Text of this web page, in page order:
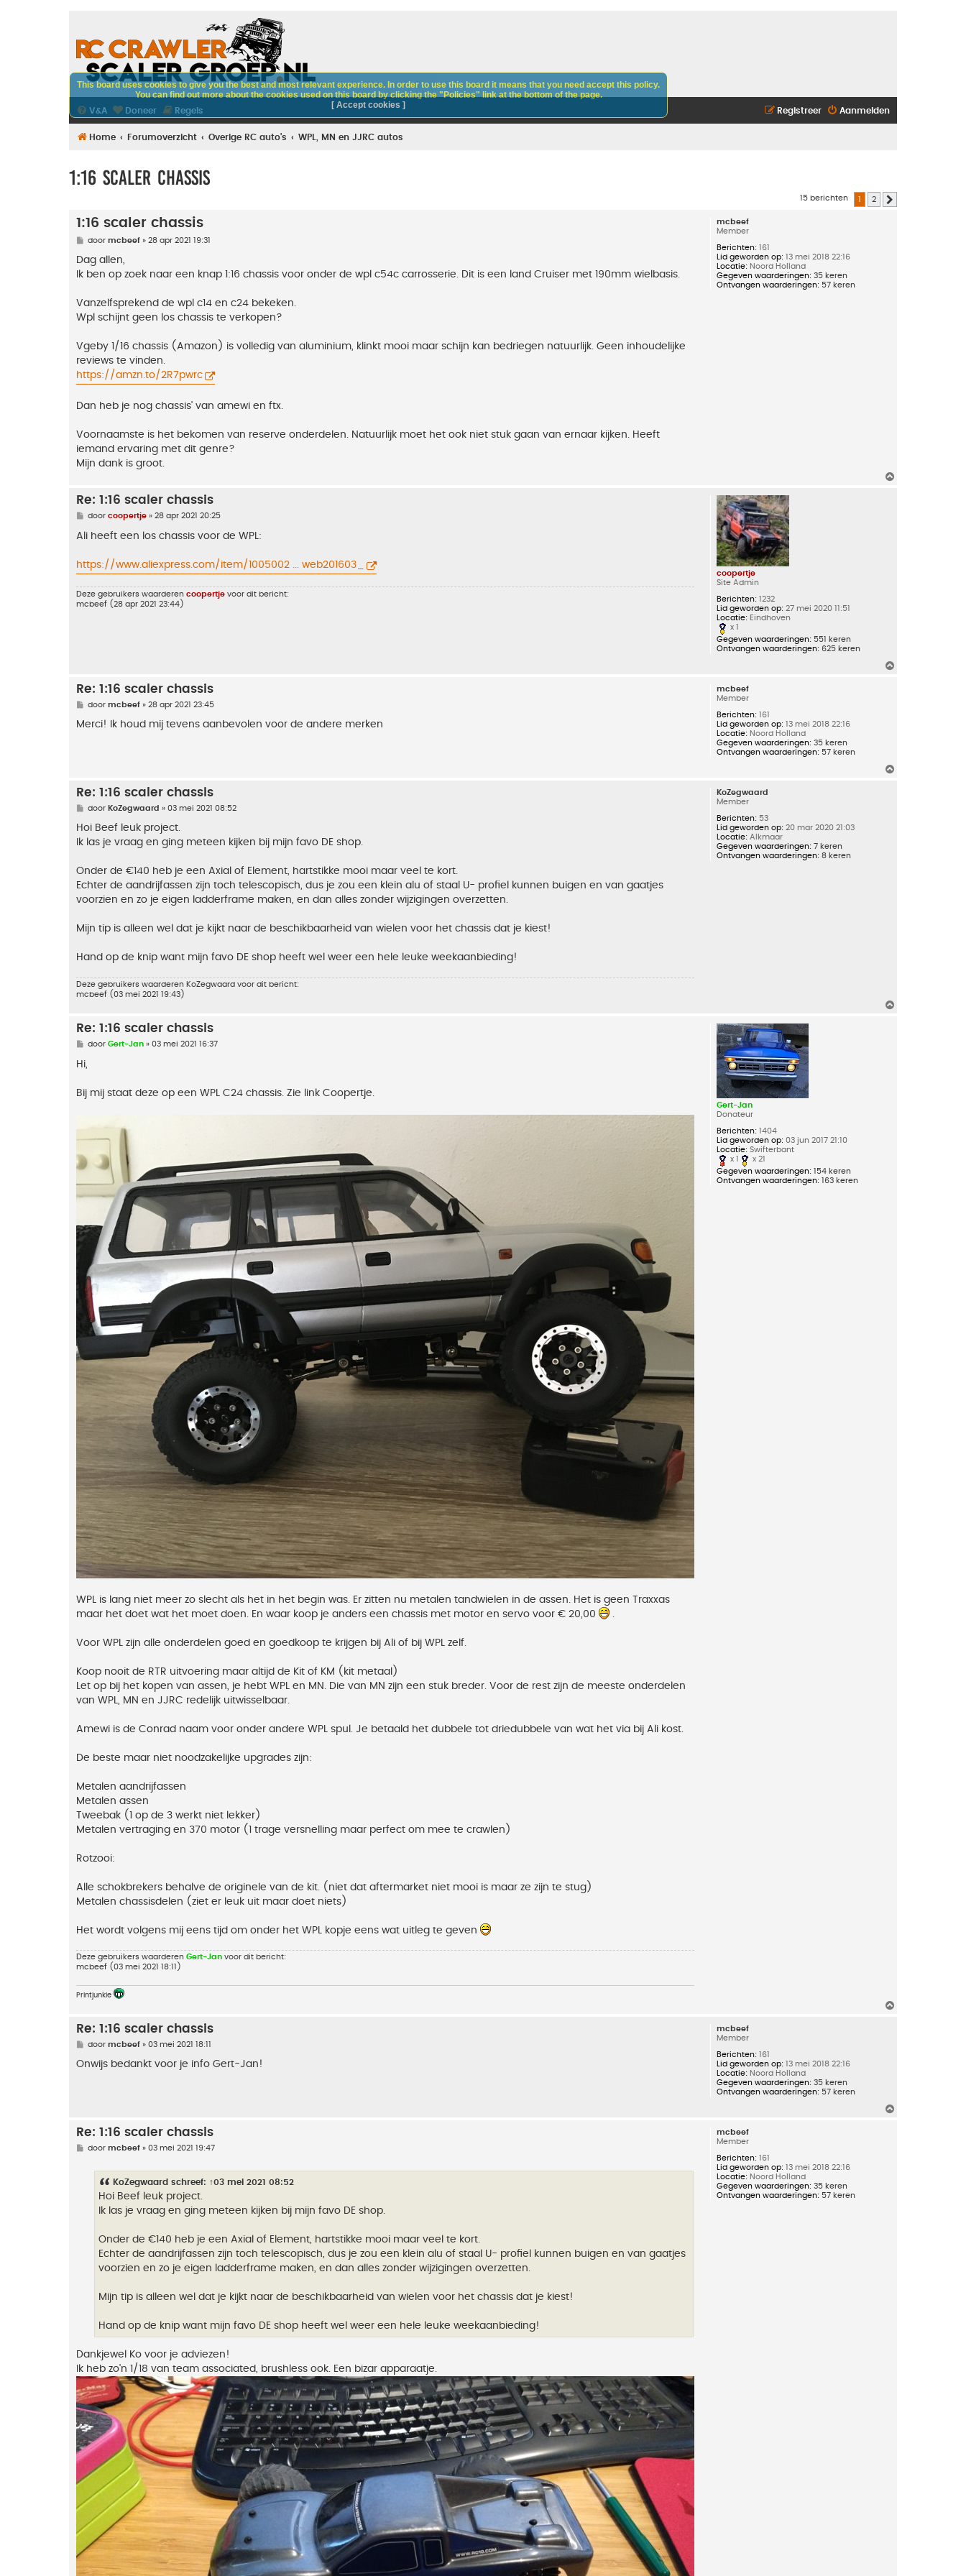
V&A Doneer Regels Aanmelden
Registreer
Home Forumoverzicht Overige RC auto's WPL, MN en JJRC autos
1:16 scaler chassis
15 berichten 1 2
mcbeef
Member
Berichten: 161
Lid geworden op: 13 mei 2018 22:16
Locatie: Noord Holland
Gegeven waarderingen: 35 keren
Ontvangen waarderingen: 57 keren
1:16 scaler chassis
B
r
c
door mcbeef» 28 apr 2021 19:31
Dag allen,
Ik ben op zoek naar een knap 1:16 chassis voor onder de wpl c54c carrosserie. Dit is een land Cruiser met 190mm wielbasis.
Vanzelfsprekend de wpl c14 en c24 bekeken.
Wpl schijnt geen los chassis te verkopen?
Vgeby 1/16 chassis (Amazon) is volledig van aluminium, klinkt mooi maar schijn kan bedriegen natuurlijk. Geen inhoudelijke
reviews te vinden.
https://amzn.to/2R7pwrc
Dan heb je nog chassis' van amewi en ftx.
Voornaamste is het bekomen van reserve onderdelen. Natuurlijk moet het ook niet stuk gaan van ernaar kijken. Heeft
iemand ervaring met dit genre?
Mijn dank is groot.
coopertje
Site Admin
Berichten: 1232
Lid geworden op: 27 mei 2020 11:51
Locatie: Eindhoven
x 1
Gegeven waarderingen: 551 keren
Ontvangen waarderingen: 625 keren
Re: 1:16 scaler chassis
B
r
h
door coopertje» 28 apr 2021 20:25
Ali heeft een los chassis voor de WPL:
https://www.aliexpress.com/item/1005002 ... web201603_
Deze gebruikers waarderen coopertje voor dit bericht:
mcbeef (28 apr 2021 23:44)
mcbeef
Member
Berichten: 161
Lid geworden op: 13 mei 2018 22:16
Locatie: Noord Holland
Gegeven waarderingen: 35 keren
Ontvangen waarderingen: 57 keren
Re: 1:16 scaler chassis
B
r
door mcbeef» 28 apr 2021 23:45
Merci! Ik houd mij tevens aanbevolen voor de andere merken
KoZegwaard
Member
Berichten: 53
Lid geworden op: 20 mar 2020 21:03
Locatie: Alkmaar
Gegeven waarderingen: 7 keren
Ontvangen waarderingen: 8 keren
Re: 1:16 scaler chassis
B
r
c
door KoZegwaard » 03 mei 2021 08:52
Hoi Beef leuk project.
Ik las je vraag en ging meteen kijken bij mijn favo DE shop.
Onder de €140 heb je een Axial of Element, hartstikke mooi maar veel te kort.
Echter de aandrijfassen zijn toch telescopisch, dus je zou een klein alu of staal U- profiel kunnen buigen en van gaatjes
voorzien en zo je eigen ladderframe maken, en dan alles zonder wijzigingen overzetten.
Mijn tip is alleen wel dat je kijkt naar de beschikbaarheid van wielen voor het chassis dat je kiest!
Hand op de knip want mijn favo DE shop heeft wel weer een hele leuke weekaanbieding!
Deze gebruikers waarderen KoZegwaard voor dit bericht:
mcbeef (03 mei 2021 19:43)
Gert-Jan
Donateur
Berichten: 1404
Lid geworden op: 03 jun 2017 21:10
Locatie: Swifterbant
x 1
x 21
Gegeven waarderingen: 154 keren
Ontvangen waarderingen: 163 keren
Re: 1:16 scaler chassis
B
r
i
h
t
door Gert-Jan» 03 mei 2021 16:37
Hi,
Bij mij staat deze op een WPL C24 chassis. Zie link Coopertje.
WPL is lang niet meer zo slecht als het in het begin was. Er zitten nu metalen tandwielen in de assen. Het is geen Traxxas
maar het doet wat het moet doen. En waar koop je anders een chassis met motor en servo voor € 20,00
Voor WPL zijn alle onderdelen goed en goedkoop te krijgen bij Ali of bij WPL zelf.
Koop nooit de RTR uitvoering maar altijd de Kit of KM (kit metaal)
Let op bij het kopen van assen, je hebt WPL en MN. Die van MN zijn een stuk breder. Voor de rest zijn de meeste onderdelen
van WPL, MN en JJRC redelijk uitwisselbaar.
Amewi is de Conrad naam voor onder andere WPL spul. Je betaald het dubbele tot driedubbele van wat het via bij Ali kost.
De beste maar niet noodzakelijke upgrades zijn:
Metalen aandrijfassen
Metalen assen
Tweebak (1 op de 3 werkt niet lekker)
Metalen vertraging en 370 motor (1 trage versnelling maar perfect om mee te crawlen)
Rotzooi:
Alle schokbrekers behalve de originele van de kit. (niet dat aftermarket niet mooi is maar ze zijn te stug)
Metalen chassisdelen (ziet er leuk uit maar doet niets)
Het wordt volgens mij eens tijd om onder het WPL kopje eens wat uitleg te geven
Deze gebruikers waarderen Gert-Jan voor dit bericht:
mcbeef (03 mei 2021 18:11)
Printjunkie
mcbeef
Member
Berichten: 161
Lid geworden op: 13 mei 2018 22:16
Locatie: Noord Holland
Gegeven waarderingen: 35 keren
Ontvangen waarderingen: 57 keren
Re: 1:16 scaler chassis
B
r
door mcbeef» 03 mei 2021 18:11
Onwijs bedankt voor je info Gert-Jan!
mcbeef
Member
Berichten: 161
Lid geworden op: 13 mei 2018 22:16
Locatie: Noord Holland
Gegeven waarderingen: 35 keren
Ontvangen waarderingen: 57 keren
Re: 1:16 scaler chassis
Bdoor mcbeef» 03 mei 2021 19:47
KoZegwaard schreef: ↑03 mei 2021 08:52
Hoi Beef leuk project.
Ik las je vraag en ging meteen kijken bij mijn favo DE shop.
Onder de €140 heb je een Axial of Element, hartstikke mooi maar veel te kort.
Echter de aandrijfassen zijn toch telescopisch, dus je zou een klein alu of staal U- profiel kunnen buigen en van gaatjes
voorzien en zo je eigen ladderframe maken, en dan alles zonder wijzigingen overzetten.
Mijn tip is alleen wel dat je kijkt naar de beschikbaarheid van wielen voor het chassis dat je kiest!
Hand op de knip want mijn favo DE shop heeft wel weer een hele leuke weekaanbieding!
Dankjewel Ko voor je adviezen!
Ik heb zo'n 1/18 van team associated, brushless ook. Een bizar apparaatje.
This board uses cookies to give you the best and most relevant experience. In order to use this board it means that you need accept this policy.
You can find out more about the cookies used on this board by clicking the "Policies" link at the bottom of the page.
[ Accept cookies ]